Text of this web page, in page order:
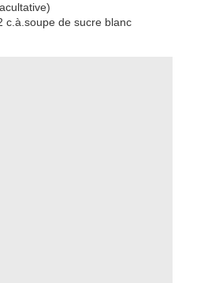
c.à.soupe de sucre blanc